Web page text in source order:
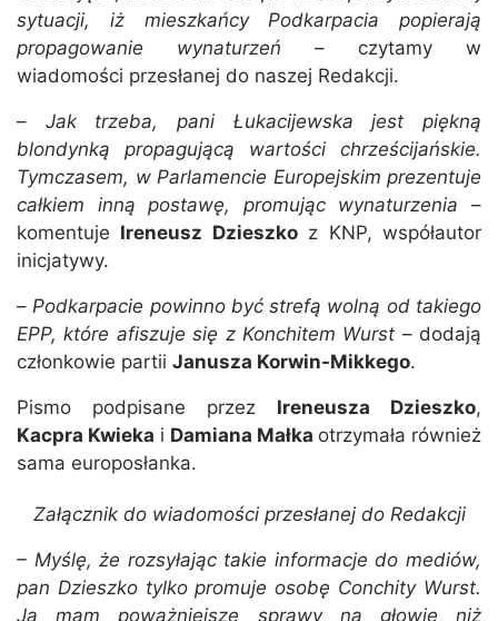
sytuacji, iż mieszkańcy Podkarpacia popierają
propagowanie wynaturzeń – czytamy w
wiadomości przesłanej do naszej Redakcji.
– Jak trzeba, pani Łukacijewska jest piękną
blondynką propagującą wartości chrześcijańskie.
Tymczasem, w Parlamencie Europejskim prezentuje
całkiem inną postawę, promując wynaturzenia –
komentuje Ireneusz Dzieszkoz KNP, współautor
inicjatywy.
– Podkarpacie powinno być strefą wolną od takiego
EPP, które afiszuje się z Konchitem Wurst – dodają
członkowie partii Janusza Korwin-Mikkego.
Pismo podpisane przez Ireneusza Dzieszko,
Kacpra Kwieka i Damiana Małka otrzymała również
sama europosłanka.
Załącznik do wiadomości przesłanej do Redakcji
– Myślę, że rozsyłając takie informacje do mediów,
pan Dzieszko tylko promuje osobę Conchity Wurst.
Ja mam poważniejsze sprawy na głowie niż